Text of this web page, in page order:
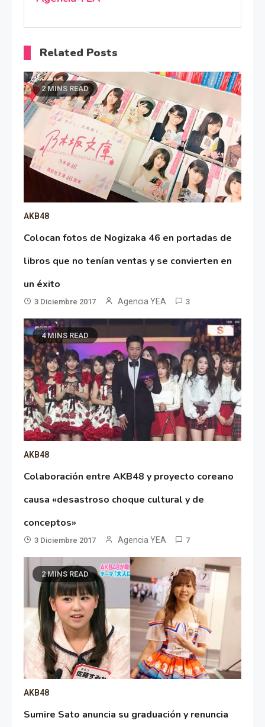
Related Posts
2 MINS READ
AKB48
Colocan fotos de Nogizaka 46 en portadas de
libros que no tenían ventas y se convierten en
un éxito
3 Diciembre 2017 Agencia YEA 3
4 MINS READ
AKB48
Colaboración entre AKB48 y proyecto coreano
causa «desastroso choque cultural y de
conceptos»
3 Diciembre 2017 Agencia YEA 7
2 MINS READ
AKB48
Sumire Sato anuncia su graduación y renuncia